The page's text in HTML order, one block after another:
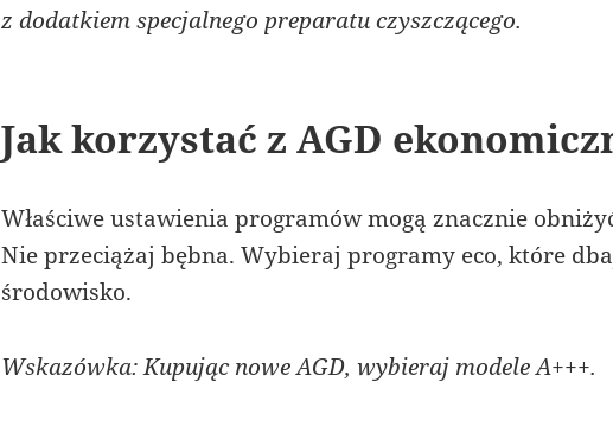
z dodatkiem specjalnego preparatu czyszczącego.
Jak korzystać z AGD
Właściwe ustawienia programów mogą znacznie
Nie przeciążaj bębna. Wybieraj programy eco, które
środowisko.
Wskazówka: Kupując nowe AGD, wybieraj modele A+++.